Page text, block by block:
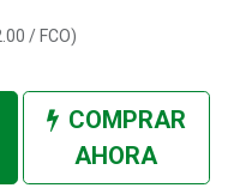
/ FCO)
COMPRAR
AHORA